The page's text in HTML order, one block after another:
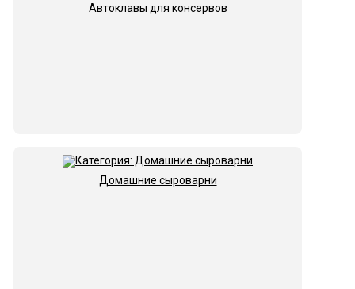
Автоклавы для консервов
Домашние сыроварни